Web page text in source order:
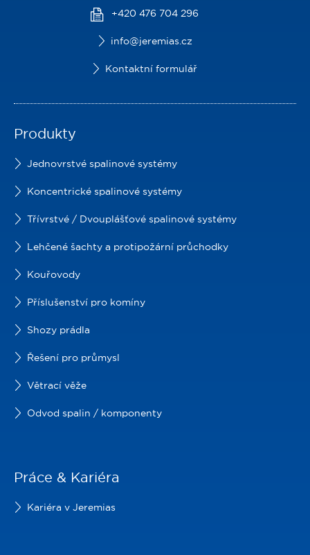
+420 476 704 296
info@jeremias.cz
Kontaktní formulář
Produkty
Jednovrstvé spalinové systémy
Koncentrické spalinové systémy
Třívrstvé / Dvouplášťové spalinové systémy
Lehčené šachty a protipožární průchodky
Kouřovody
Příslušenství pro komíny
Shozy prádla
Řešení pro průmysl
Větrací věže
Odvod spalin / komponenty
Práce & Kariéra
Kariéra v Jeremias